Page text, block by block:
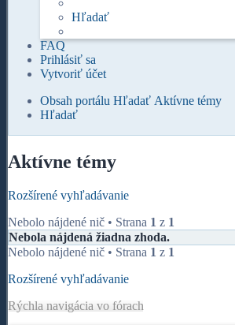
Hľadať
FAQ
Prihlásiť sa
Vytvoriť účet
Obsah portálu Hľadať Aktívne témy
Hľadať
Aktívne témy
Rozšírené vyhľadávanie
Nebolo nájdené nič • Strana 1 z 1
Nebola nájdená žiadna zhoda.
Nebolo nájdené nič • Strana 1 z 1
Rozšírené vyhľadávanie
Rýchla navigácia vo fórach